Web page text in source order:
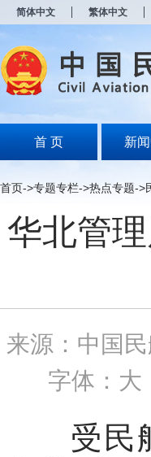
简体中文 繁体中文
首 页 新
首页->专题专栏->热点专题->
华北管
来源：中国
字体： 大
受民航
打
开
无
障
说
按
Alt
波
浪
盲
式